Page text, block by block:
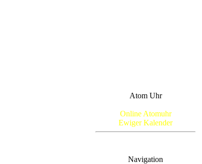
Atom Uhr
Online Atomuhr
Ewiger Kalender
Navigation